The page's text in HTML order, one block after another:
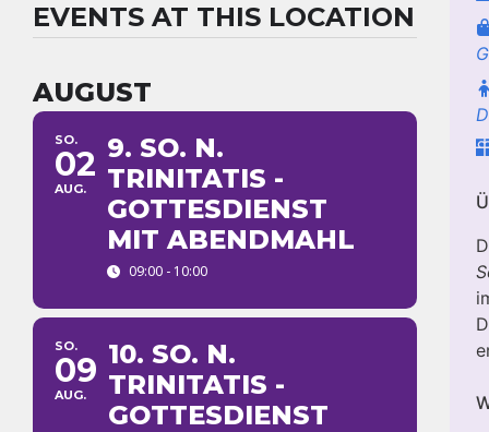
EVENTS AT THIS LOCATION
AUGUST
SO.
02
AUG.
9. SO. N.
TRINITATIS -
GOTTESDIENST
MIT ABENDMAHL
09:00 - 10:00
SO.
09
AUG.
10. SO. N.
TRINITATIS -
GOTTESDIENST